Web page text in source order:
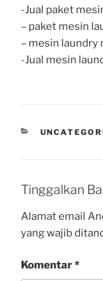
-Jual paket
– paket mesin
– mesin laundry
-Jual mesin
Tinggalkan
Alamat email
yang wajib
Komentar*